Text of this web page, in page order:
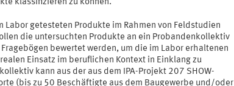
klassifizieren zu können.
Labor getesteten Produkte im Rahmen von Feldstudien
die untersuchten Produkte an ein Probandenkollektiv
bewertet werden, um die im Labor erhaltenen
Einsatz im beruflichen Kontext in Einklang zu
kann aus der aus dem IPA-Projekt 207 SHOW-
(bis zu 50 Beschäftigte aus dem Baugewerbe und/oder